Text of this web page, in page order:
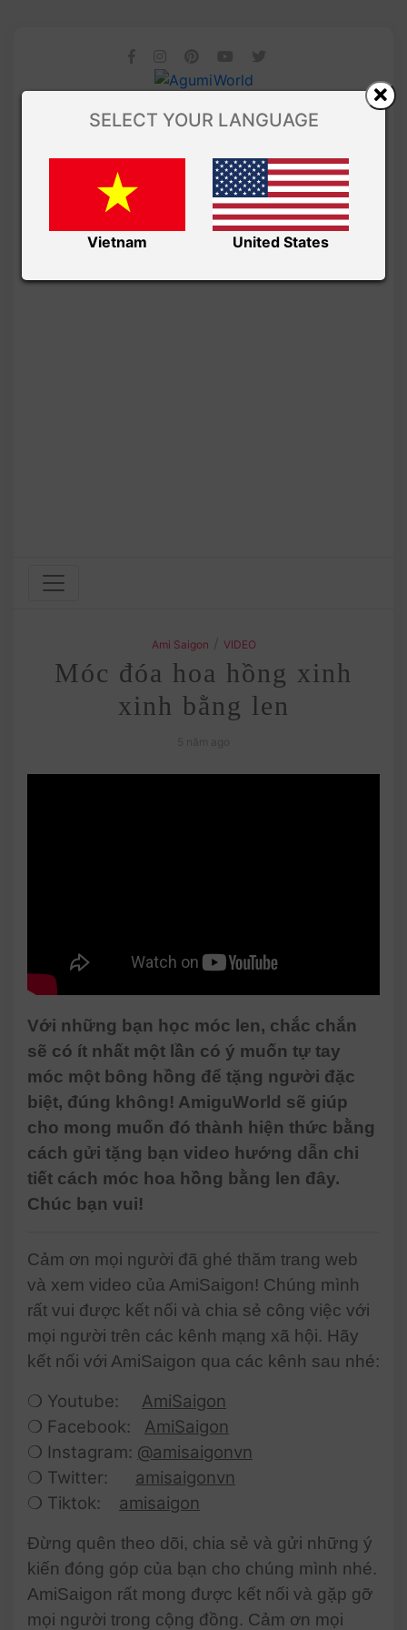
Ami Saigon VIDEO
Móc đóa hoa hồng xinh
xinh bằng len
Với những bạn học móc len, chắc chắn
sẽ có ít nhất một lần có ý muốn tự tay
móc một bông hồng để tặng người đặc
biệt, đúng không! AmiguWorld sẽ giúp
cho mong muốn đó thành hiện thức bằng
cách gửi tặng bạn video hướng dẫn chi
tiết cách móc hoa hồng bằng len đây.
Chúc bạn vui!
Cảm ơn mọi người đã ghé thăm trang web
và xem video của AmiSaigon! Chúng mình
rất vui được kết nối và chia sẻ công việc với
mọi người trên các kênh mạng xã hội. Hãy
kết nối với AmiSaigon qua các kênh sau nhé:
❍ Youtube: AmiSaigon
❍ Facebook: AmiSaigon
❍ Instagram: @amisaigonvn
❍ Twitter: amisaigonvn
❍ Tiktok: amisaigon
Đừng quên theo dõi, chia sẻ và gửi những ý
kiến đóng góp của bạn cho chúng mình nhé.
AmiSaigon rất mong được kết nối và gặp gỡ
mọi người trong cộng đồng. Cảm ơn mọi
SELECT YOUR LANGUAGE
Vietnam United States